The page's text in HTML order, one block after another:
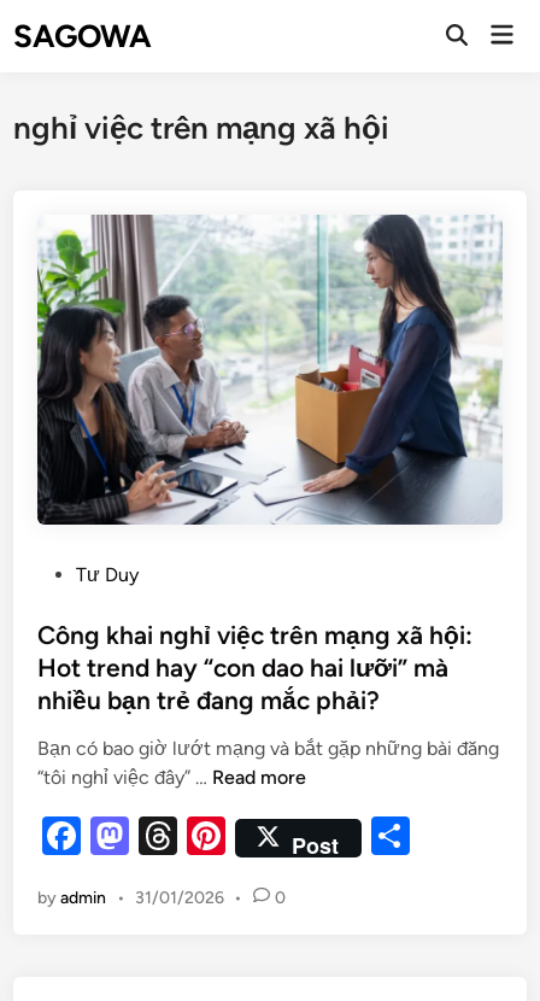
SAGOWA
nghỉ việc trên mạng xã hội
Tư Duy
Công khai nghỉ việc trên mạng xã hội:
Hot trend hay “con dao hai lưỡi” mà
nhiều bạn trẻ đang mắc phải?
Bạn có bao giờ lướt mạng và bắt gặp những bài đăng
“tôi nghỉ việc đây” … Read more
F
c
M
to
T
e
Pi
er
Post
byadmin • 31/01/2026 • 0